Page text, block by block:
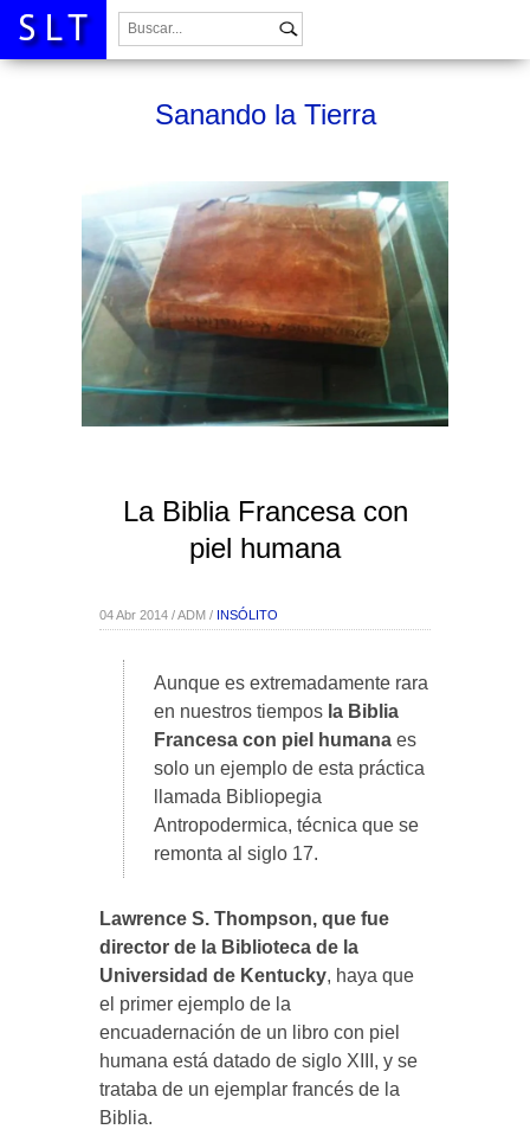
Buscar:
Sanando la Tierra
La Biblia Francesa con
piel humana
04 Abr 2014 / ADM / INSÓLITO
Aunque es extremadamente rara
en nuestros tiempos la Biblia
Francesa con piel humana es
solo un ejemplo de esta práctica
llamada Bibliopegia
Antropodermica, técnica que se
remonta al siglo 17.
Lawrence S. Thompson, que fue
director de la Biblioteca de la
Universidad de Kentucky, haya que
el primer ejemplo de la
encuadernación de un libro con piel
humana está datado de siglo XIII, y se
trataba de un ejemplar francés de la
Biblia.